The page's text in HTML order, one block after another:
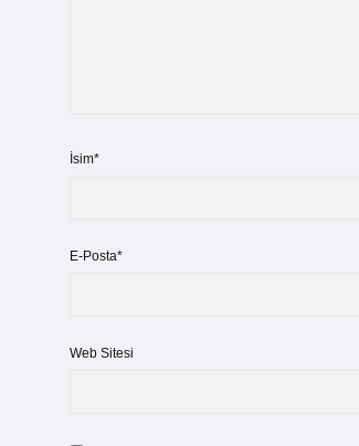
İsim*
E-Posta*
Web Sitesi